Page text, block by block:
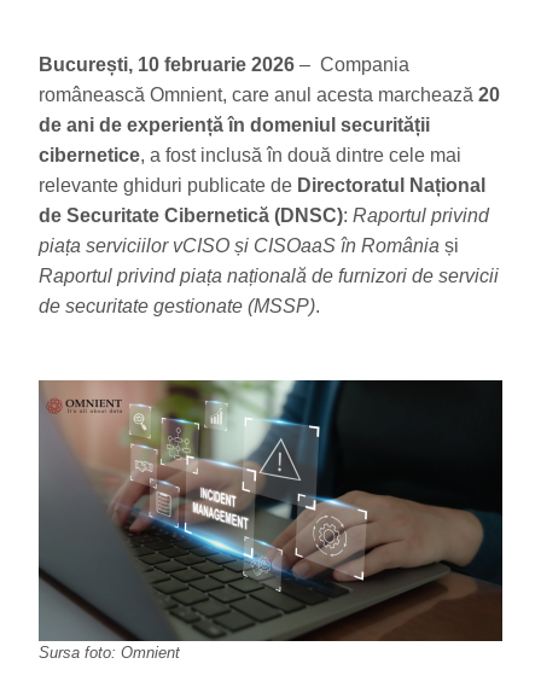
București, 10 februarie 2026 – Compania
românească Omnient, care anul acesta marchează 20
de ani de experiență în domeniul securității
cibernetice, a fost inclusă în două dintre cele mai
relevante ghiduri publicate de Directoratul Național
de Securitate Cibernetică (DNSC): Raportul privind
piața serviciilor vCISO și CISOaaS în România și
Raportul privind piața națională de furnizori de servicii
de securitate gestionate (MSSP).
Sursa foto: Omnient